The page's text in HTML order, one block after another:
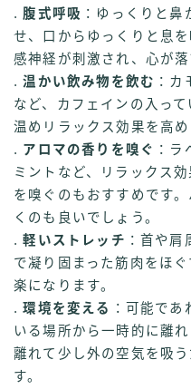
. 腹式呼吸 ：ゆっくりと鼻
せ、口からゆっくりと息
感神経が刺激され、心が落
.温かい飲み物を飲む ：
など、カフェインの入っ
温めリラックス効果を高め
. アロマの香りを嗅ぐ ：
ミントなど、リラックス
を嗅ぐのもおすすめです
くのも良いでしょう。
.軽いストレッチ ：首や
で凝り固まった筋肉をほ
楽になります。
.環境を変える
：可能で
いる場所から一時的に離
離れて少し外の空気を吸
す。